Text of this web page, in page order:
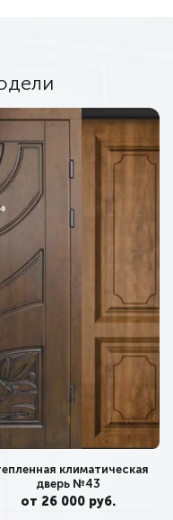
климатическая
дверь №43
от 26 000 руб.